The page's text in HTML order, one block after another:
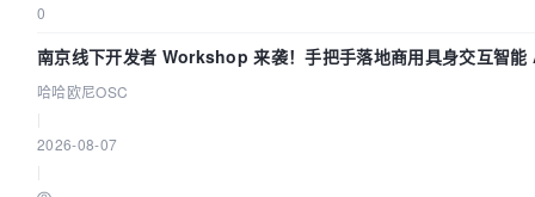
0
南京线下开发者 Workshop 来袭！手把手落地商用具身交互智
哈哈欧尼OSC
2026-08-07